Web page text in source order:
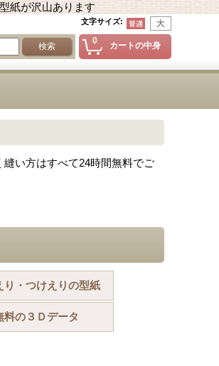
紙が沢山あります
文字サイズ:
0 カートの中身
い方はすべて24時間無料でご
り・つけえりの型紙
料の３Ｄデータ